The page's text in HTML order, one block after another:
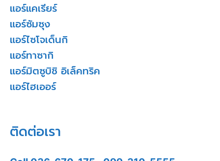
แอร์แคเรียร์
แอร์ซัมซุง
แอร์ไซโจเด็นกิ
แอร์ทาซากิ
แอร์มิตซูบิชิ อิเล็คทริค
แอร์ไฮเออร์
ติดต่อเรา